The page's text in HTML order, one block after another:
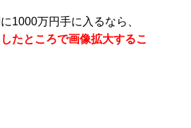
1000万円手に入るなら、
たところで画像拡大するこ